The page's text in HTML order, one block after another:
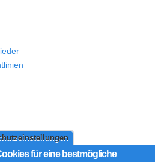
für eine bestmögliche